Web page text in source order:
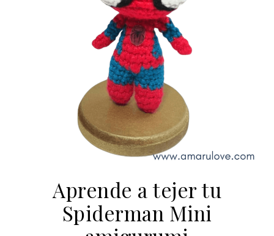
Aprende a tejer tu
Spiderman Mini